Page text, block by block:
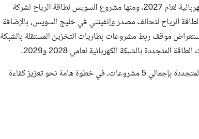
كما أشار إلى موقف ربط مشروعات الطاقة المتجددة بالشبكة الكهربائية لعام 2027، ومنها مشروع السويس لطاقة الرياح لشركة
لطاقة الرياح لتحالف مصدر وإنفينتي في خليج السويس، بالإضافة
موقف ربط مشروعات بطاريات التخزين المستقلة بالشبكة
ختامًا، قدم الوزير لمحة عن توسيعات محطات محولات الطاقة المتجددة بإجمالي 5 مشروعات، في خطوة هامة نحو تعزيز كفاءة